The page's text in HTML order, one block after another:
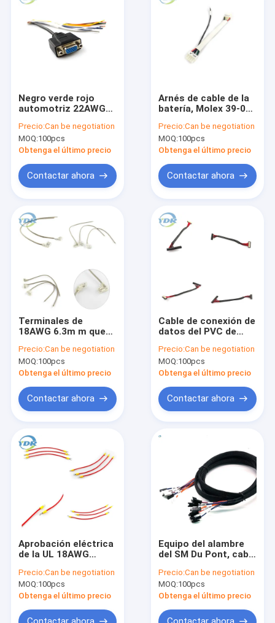
Productos
Contacto
Arnés de cable electrónico
Arnés de cable de la batería
Cable de la red de Ethernet Rj45
Cable de la exhibición de LVDS
Cable del adaptador de DC
Cables del conector de batería
Cables de datos seriales
Cableado del interruptor y del mercado
Arnés de cable del indicador luminoso del LED
Negro verde rojo
automotriz 22AWG
haz de cables del
OEM de DB15P
amperio
Precio:Can be negotiation
MOQ:100pcs
Obtenga el último precio
Contactar ahora
Arnés de cable de la
batería, Molex 39-01-
alambre eléctrico
5557 4.2m m terminal
Precio:Can be negotiation
MOQ:100pcs
Obtenga el último precio
Contactar ahora
Terminales de
18AWG 6.3m m que
conector del arnés
de cable W/Flag-
Shaped
Precio:Can be negotiation
MOQ:100pcs
Obtenga el último precio
Contactar ahora
Cable de conexión de
datos del PVC de
cable de Du Pont 2,0
TV con el protector
Precio:Can be negotiation
MOQ:100pcs
Obtenga el último precio
Contactar ahora
Aprobación eléctrica
de la UL 18AWG
maquinaria de
transmisión de la
asamblea en forma
Precio:Can be negotiation
MOQ:100pcs
Obtenga el último precio
Equipo del alambre
del SM Du Pont, cable
1007 22AWG para la
maquinaria
Precio:Can be negotiation
MOQ:100pcs
Obtenga el último precio